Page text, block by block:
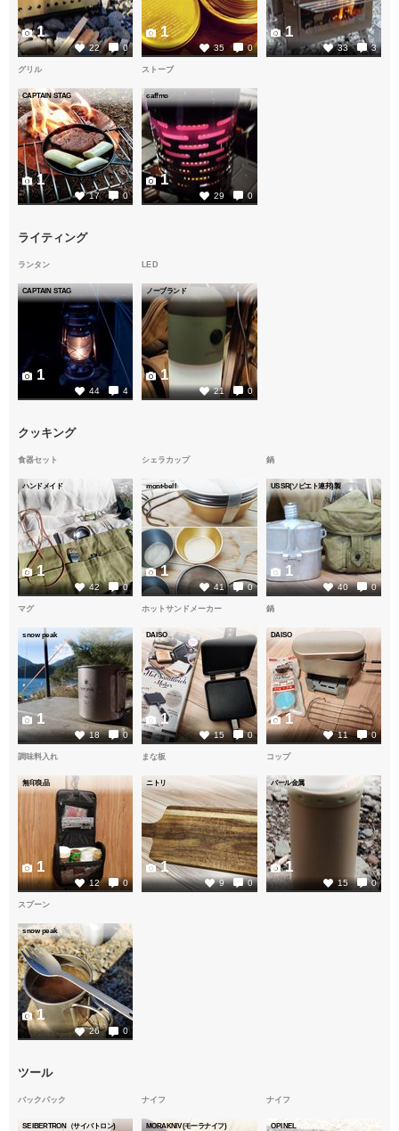
22 0
1
35 0
1
33 3
1
グリル
CAPTAIN STAG
17 0
1
ストーブ
caffmo
29 0
1
ライティング
ランタン
CAPTAIN STAG
44 4
1
LED
ノーブランド
21 0
1
クッキング
食器セット
ハンドメイド
42 0
1
シェラカップ
mont-bell
41 0
1
鍋
USSR(ソビエト連邦)製
40 0
1
マグ
snow peak
18 0
1
ホットサンドメーカー
DAISO
15 0
1
鍋
DAISO
11 0
1
調味料入れ
無印良品
12 0
1
まな板
ニトリ
9 0
1
コップ
パール金属
15 0
1
スプーン
snow peak
26 0
1
ツール
バックパック
SEIBERTRON（サイバトロン)
ナイフ
MORAKNIV(モーラナイフ)
ナイフ
OPINEL